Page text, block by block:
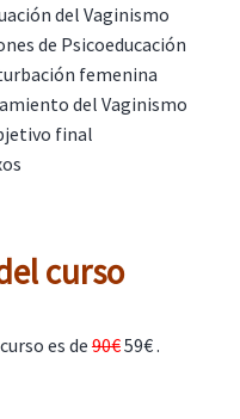
del Vaginismo
de Psicoeducación
femenina
del Vaginismo
final
curso
es de 90€59€ .